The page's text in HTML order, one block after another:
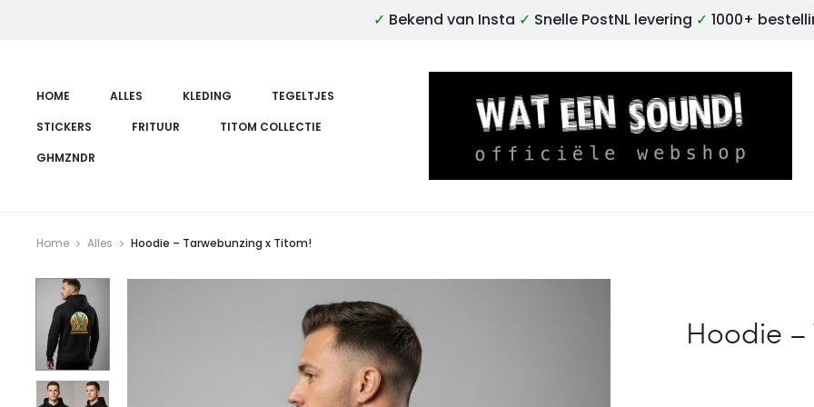
✓ Bekend van Insta ✓ Snelle PostNL levering ✓ 1000+
HOME ALLES KLEDING
TEGELTJES
STICKERS
FRITUUR
TITOM COLLECTIE
GHMZNDR
Home Alles Hoodie – Tarwebunzing x Titom!
Hoodie